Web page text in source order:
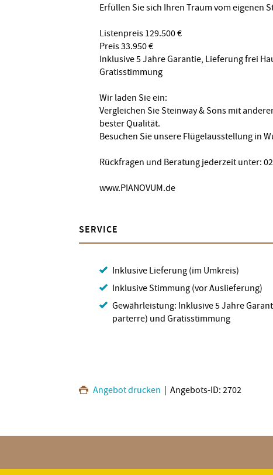
Erfüllen Sie sich Ihren Traum vom eigenen
Listenpreis 129.500 €
Preis 33.950 €
Inklusive 5 Jahre Garantie, Lieferung frei
Gratisstimmung
Wir laden Sie ein:
Vergleichen Sie Steinway & Sons mit
bester Qualität.
Besuchen Sie unsere Flügelausstellung in
Rückfragen und Beratung jederzeit unter:
www.PIANOVUM.de
SERVICE
Inklusive Lieferung (im Umkreis)
Inklusive Stimmung (vor Auslieferung)
Gewährleistung: Inklusive 5 Jahre
parterre) und Gratisstimmung
Angebot drucken | Angebots-ID: 2702